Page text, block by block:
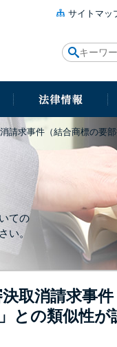
サイトマッ
請求事件（結合商標の要
ての
い。
取消請求事
との類似性が